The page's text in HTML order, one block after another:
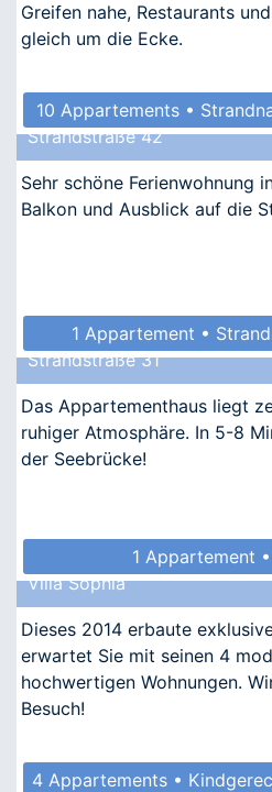
Greifen nahe, Restaurants
gleich um die Ecke.
10 Appartements •
Strandstraße 42
Sehr schöne Ferienwohnung
Balkon und Ausblick auf die
1 Appartement •
Strandstraße 31
Das Appartementhaus liegt
ruhiger Atmosphäre. In 5-8
der Seebrücke!
1 Appartement
Villa Sophia
Dieses 2014 erbaute
erwartet Sie mit seinen 4
hochwertigen Wohnungen.
Besuch!
4 Appartements •